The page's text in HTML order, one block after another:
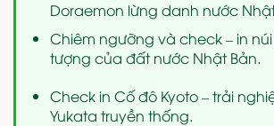
Doraemon lừng danh nước
Chiêm ngưỡng và check – in núi
tượng của đất nước Nhật Bản.
Check in Cố đô Kyoto – trải
Yukata truyền thống.